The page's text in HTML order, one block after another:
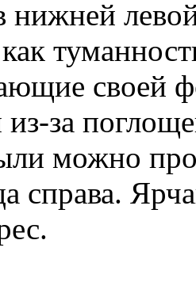
нижней
как
своей
из-за
можно
справа.